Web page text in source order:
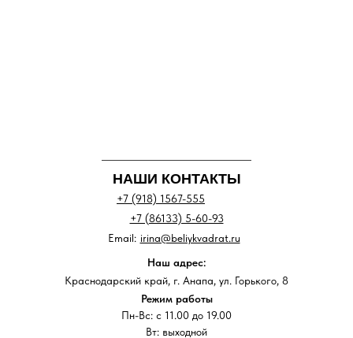
НАШИ КОНТАКТЫ
+7 (918) 1567-555
+7 (86133) 5-60-93
Наш адрес:
Краснодарский край, г. Анапа, ул. Горького, 8
Режим работы
Пн-Вс: с 11.00 до 19.00
Вт: выходной
irina@beliykvadrat.ru
Email: